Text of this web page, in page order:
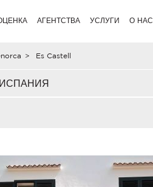
АГЕНТСТВА УСЛУГИ О НАС
> Es Castell